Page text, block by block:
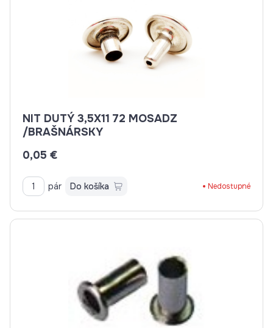
NIT DUTÝ 3,5X11 72 MOSADZ
/BRAŠNÁRSKY
0,05 €
pár Do košíka Nedostupné